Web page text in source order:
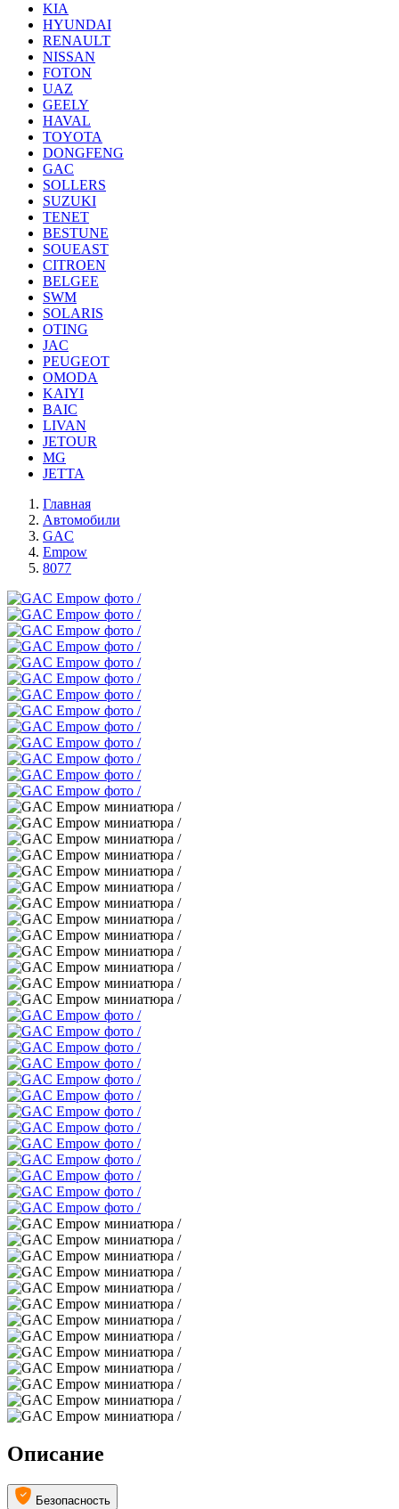
KIA
HYUNDAI
RENAULT
NISSAN
FOTON
UAZ
GEELY
HAVAL
TOYOTA
DONGFENG
GAC
SOLLERS
SUZUKI
TENET
BESTUNE
SOUEAST
CITROEN
BELGEE
SWM
SOLARIS
OTING
JAC
PEUGEOT
OMODA
KAIYI
BAIC
LIVAN
JETOUR
MG
JETTA
Главная
Автомобили
GAC
Empow
8077
Описание
Безопасность